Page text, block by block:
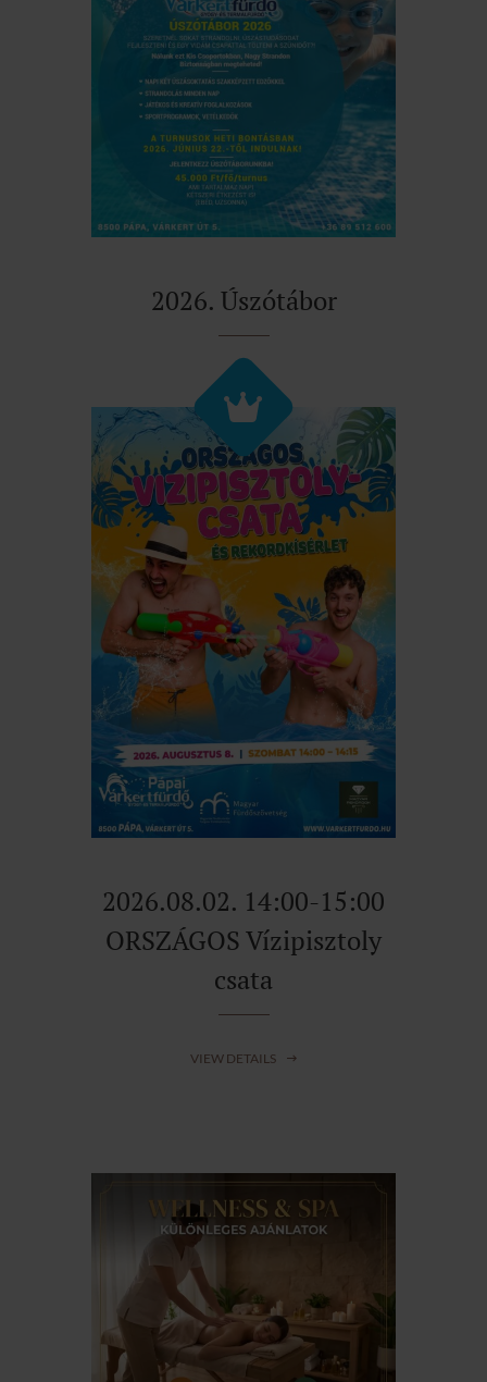
2026. Úszótábor
2026.08.02. 14:00-15:00
ORSZÁGOS Vízipisztoly
csata
VIEW DETAILS